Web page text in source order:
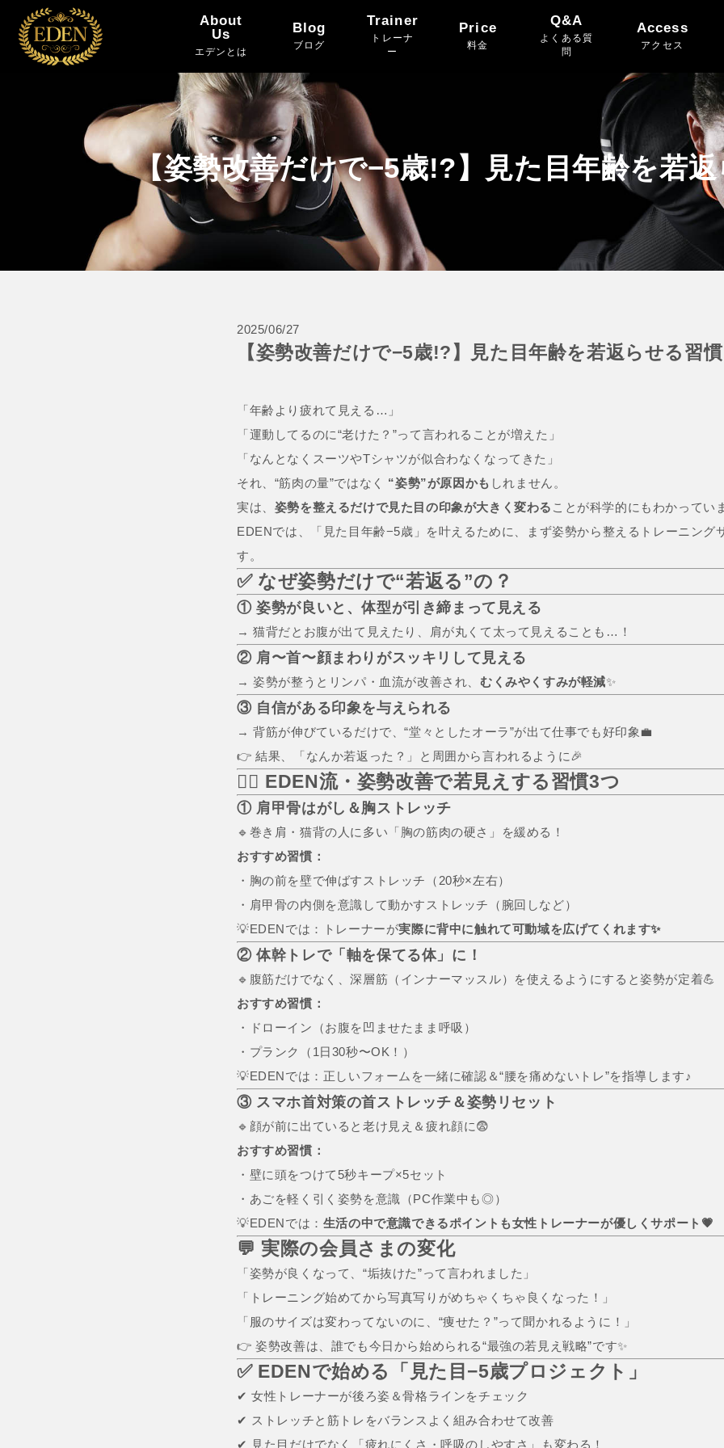
About
Us
エデンとは
Blog
ブログ
Trainer
トレーナ
ー
Price
料金
Q&A
よくある質
問
Access
アクセス
【姿勢改善だけで−5歳!?】見た目年齢を若
2025/06/27
【姿勢改善だけで−5歳!?】見た目年齢を若返らせる習
「年齢より疲れて見える…」
「運動してるのに“老けた？”って言われることが増えた」
「なんとなくスーツやTシャツが似合わなくなってきた」
それ、“筋肉の量”ではなく “姿勢”が原因かも しれません。
実は、 姿勢を整えるだけで見た目の印象が大きく変わる ことが科学的にもわかってい
EDENでは、「見た目年齢−5歳」を叶えるために、まず姿勢から整えるトレーニング
す。
✅ なぜ姿勢だけで“若返る”の？
① 姿勢が良いと、体型が引き締まって見える
→ 猫背だとお腹が出て見えたり、肩が丸くて太って見えることも…！
② 肩〜首〜顔まわりがスッキリして見える
→ 姿勢が整うとリンパ・血流が改善され、 むくみやくすみが軽減✨
③ 自信がある印象を与えられる
→ 背筋が伸びているだけで、“堂々としたオーラ”が出て仕事でも好印象💼
👉 結果、「なんか若返った？」と周囲から言われるように🎉
🧘‍♂️ EDEN流・姿勢改善で若見えする習慣3つ
① 肩甲骨はがし＆胸ストレッチ
🔹巻き肩・猫背の人に多い「胸の筋肉の硬さ」を緩める！
おすすめ習慣：
・胸の前を壁で伸ばすストレッチ（20秒×左右）
・肩甲骨の内側を意識して動かすストレッチ（腕回しなど）
💡EDENでは：トレーナーが実際に背中に触れて可動域を広げてくれます✨
② 体幹トレで「軸を保てる体」に！
🔹腹筋だけでなく、深層筋（インナーマッスル）を使えるようにすると姿勢が定着💪
おすすめ習慣：
・ドローイン（お腹を凹ませたまま呼吸）
・プランク（1日30秒〜OK！）
💡EDENでは：正しいフォームを一緒に確認＆“腰を痛めないトレ”を指導します♪
③ スマホ首対策の首ストレッチ＆姿勢リセット
🔹顔が前に出ていると老け見え＆疲れ顔に😨
おすすめ習慣：
・壁に頭をつけて5秒キープ×5セット
・あごを軽く引く姿勢を意識（PC作業中も◎）
💡EDENでは： 生活の中で意識できるポイントも女性トレーナーが優しくサポート💗
💬 実際の会員さまの変化
「姿勢が良くなって、“垢抜けた”って言われました」
「トレーニング始めてから写真写りがめちゃくちゃ良くなった！」
「服のサイズは変わってないのに、“痩せた？”って聞かれるように！」
👉 姿勢改善は、誰でも今日から始められる“最強の若見え戦略”です✨
✅ EDENで始める「見た目−5歳プロジェクト」
✔ 女性トレーナーが後ろ姿＆骨格ラインをチェック
✔ ストレッチと筋トレをバランスよく組み合わせて改善
✔ 見た目だけでなく「疲れにくさ・呼吸のしやすさ」も変わる！